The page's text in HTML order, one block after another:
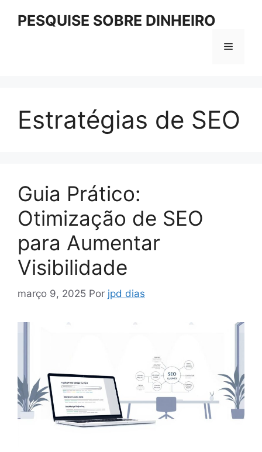
PESQUISE SOBRE DINHEIRO
Menu
Estratégias de SEO
Guia Prático:
Otimização de SEO
para Aumentar
Visibilidade
março 9, 2025 Por jpd dias